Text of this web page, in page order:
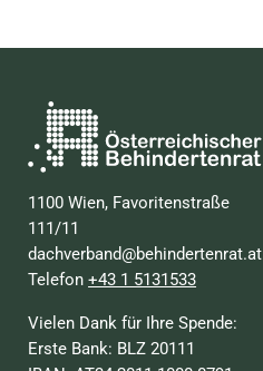
1100 Wien, Favoritenstraße
111/11
dachverband@behindertenrat.at
Telefon+43 1 5131533
Vielen Dank für Ihre Spende:
Erste Bank: BLZ 20111